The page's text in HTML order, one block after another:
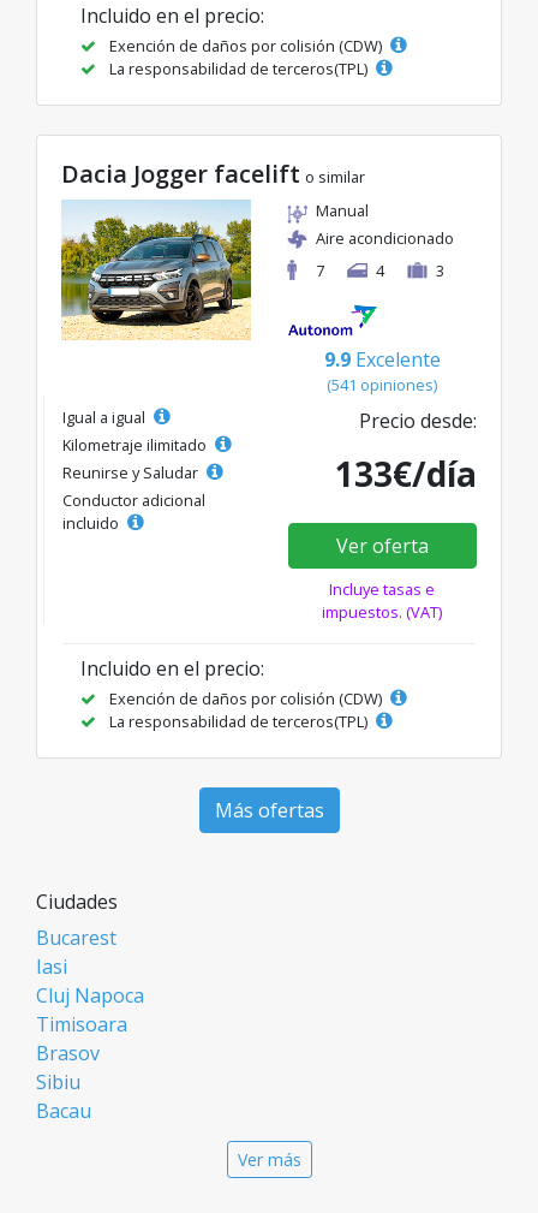
Incluido en el precio:
Exención de daños por colisión (CDW)
La responsabilidad de terceros(TPL)
Dacia Jogger facelift o similar
Manual
Aire acondicionado
7
4 3
9.9 Excelente
(541 opiniones)
Igual a igual
Kilometraje ilimitado
Reunirse y Saludar
Conductor adicional
incluido
Precio desde:
133€/día
Ver oferta
Incluye tasas e
impuestos. (VAT)
Incluido en el precio:
Exención de daños por colisión (CDW)
La responsabilidad de terceros(TPL)
Más ofertas
Ciudades
Bucarest
Iasi
Cluj Napoca
Timisoara
Brasov
Sibiu
Bacau
Ver más